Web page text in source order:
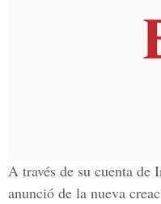
A través de su cuenta de
anunció de la nueva